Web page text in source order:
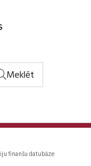
Meklēt
finanšu datubāze